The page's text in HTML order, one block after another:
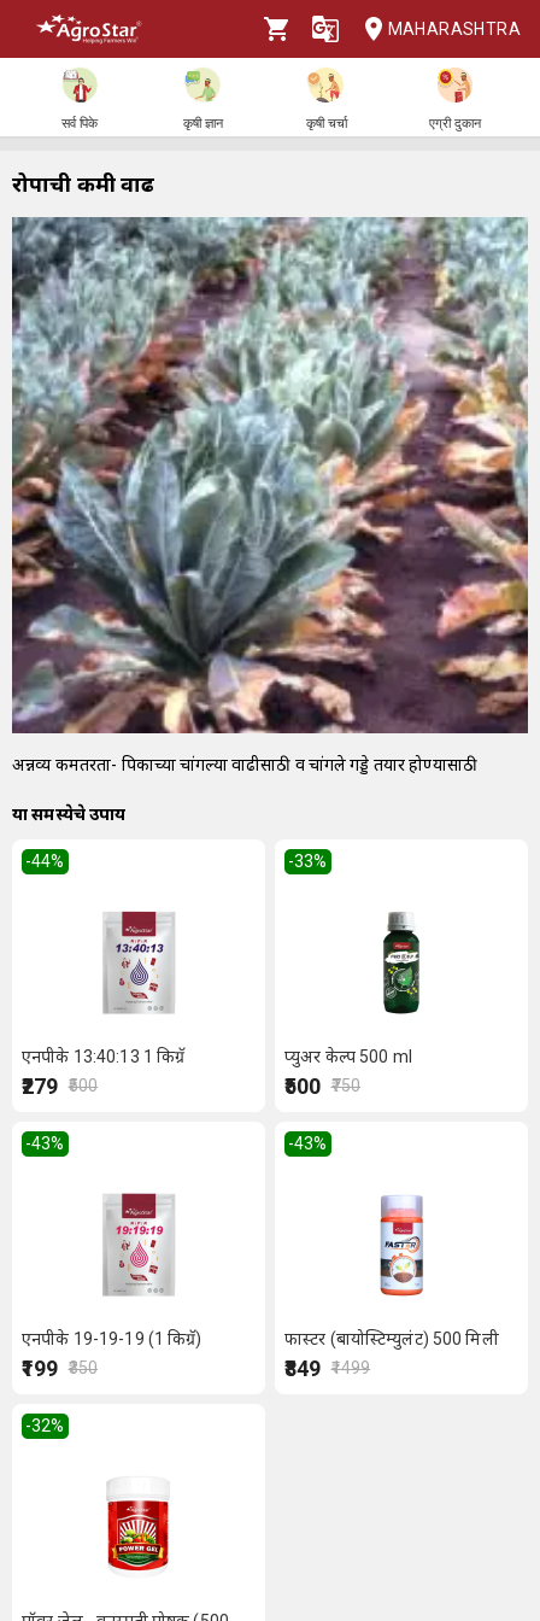
MAHARASHTRA
सर्व पिके कृषी ज्ञान कृषी चर्चा एग्री दुकान
रोपाची कमी वाढ
अन्नद्रव्य कमतरता- पिकाच्या चांगल्या वाढीसाठी व चांगले गड्डे तयार होण्यासाठी
या समस्येचे उपाय
-44%
एनपीके 13:40:13 1 किग्रॅ
₹279 ₹500
-33%
प्युअर केल्प 500 ml
₹500 ₹750
-43%
एनपीके 19-19-19 (1 किग्रॅ)
₹199 ₹350
-43%
फास्टर (बायोस्टिम्युलंट) 500 मिली
₹849 ₹1499
-32%